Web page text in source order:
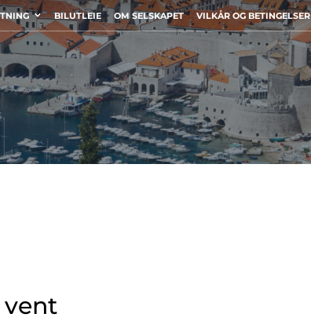
BILUTLEIE OM SELSKAPET VILKÅR OG BETINGELSER